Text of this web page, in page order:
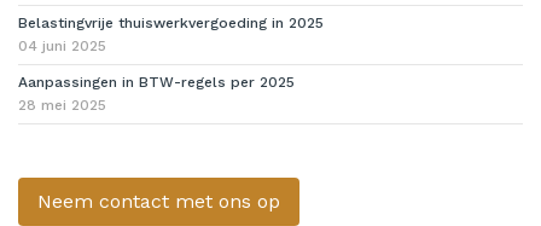
Belastingvrije thuiswerkvergoeding in 2025
04 juni 2025
Aanpassingen in BTW-regels per 2025
28 mei 2025
Neem contact met ons op